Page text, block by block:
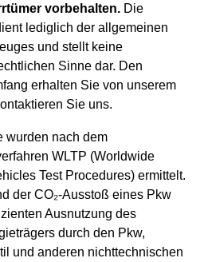
vorbehalten. Die
lediglich der allgemeinen
und stellt keine
Sinne dar. Den
erhalten Sie von unserem
Sie uns.
wurden nach dem
WLTP (Worldwide
Test Procedures) ermittelt.
der CO₂-Ausstoß eines Pkw
Ausnutzung des
durch den Pkw,
und anderen nichttechnischen